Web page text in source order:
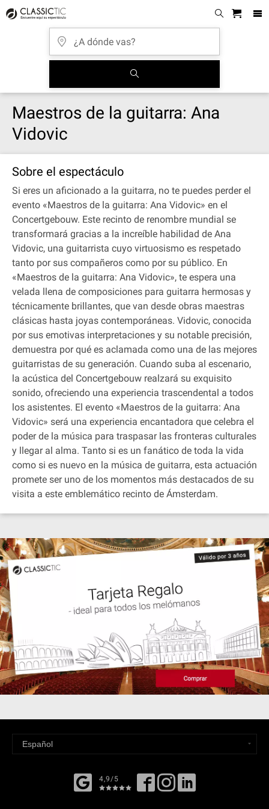
Maestros de la guitarra: Ana
Vidovic
Sobre el espectáculo
Si eres un aficionado a la guitarra, no te puedes perder el
evento «Maestros de la guitarra: Ana Vidovic» en el
Concertgebouw. Este recinto de renombre mundial se
transformará gracias a la increíble habilidad de Ana
Vidovic, una guitarrista cuyo virtuosismo es respetado
tanto por sus compañeros como por su público. En
«Maestros de la guitarra: Ana Vidovic», te espera una
velada llena de composiciones para guitarra hermosas y
técnicamente brillantes, que van desde obras maestras
clásicas hasta joyas contemporáneas. Vidovic, conocida
por sus emotivas interpretaciones y su notable precisión,
demuestra por qué es aclamada como una de las mejores
guitarristas de su generación. Cuando suba al escenario,
la acústica del Concertgebouw realzará su exquisito
sonido, ofreciendo una experiencia trascendental a todos
los asistentes. El evento «Maestros de la guitarra: Ana
Vidovic» será una experiencia encantadora que celebra el
poder de la música para traspasar las fronteras culturales
y llegar al alma. Tanto si es un fanático de toda la vida
como si es nuevo en la música de guitarra, esta actuación
promete ser uno de los momentos más destacados de su
visita a este emblemático recinto de Ámsterdam.
4,9/5